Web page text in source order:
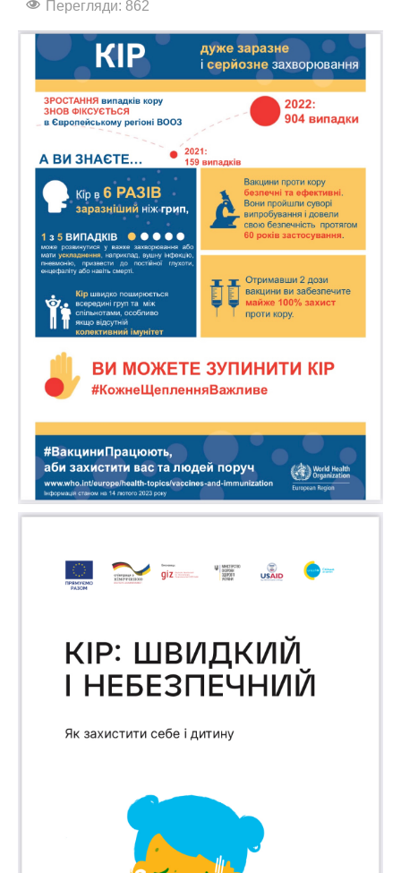
АБІТУРІЄНТУ
СТУДЕНТУ
КАБІНЕТ МЕТОДИСТА
НАВЧАЛЬНО-ВИХОВНА РОБОТА
МИСТЕЦЬКІ ПРОЄКТИ
БІБЛІОТЕКА, ФОНОТЕКА
МИСТЕЦЬКА ШКОЛА ПРИ ХМФК
Перегляди: 862